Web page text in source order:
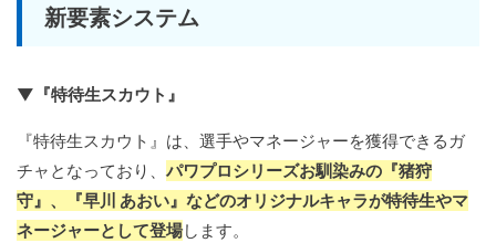
新要素システム
▼『特待生スカウト』
『特待生スカウト』は、選手やマネージャーを獲得できるガ
チャとなっており、 パワプロシリーズお馴染みの『猪狩
守』、『早川 あおい』などのオリジナルキャラが特待生やマ
ネージャーとして登場します。